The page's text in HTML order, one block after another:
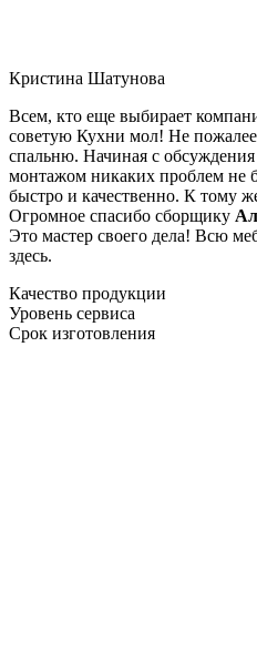
Кристина Шатунова
Всем, кто еще выбирает
советую Кухни мол! Не
спальню. Начиная с обсуждения
монтажом никаких проблем не
быстро и качественно. К тому
Огромное спасибо сборщику
Это мастер своего дела! Всю
здесь.
Качество продукции
Уровень сервиса
Срок изготовления